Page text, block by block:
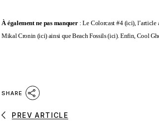
À également ne pas manquer: Le Colorcast #4 (ici), l’article
Mikal Cronin (ici) ainsi que Beach Fossils (ici). Enfin, Cool
SHARE
PREV ARTICLE